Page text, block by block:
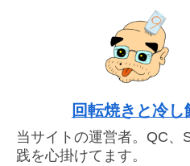
回転焼きと冷し
当サイトの運営者。QC、
践を心掛けてます。